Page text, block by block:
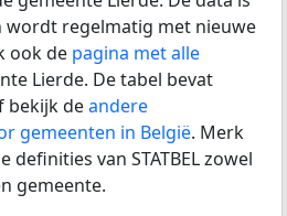
wordt regelmatig met nieuwe
ook de pagina met alle
Lierde. De tabel bevat
bekijk deandere
gemeenten in België. Merk
definities van STATBEL zowel
gemeente.